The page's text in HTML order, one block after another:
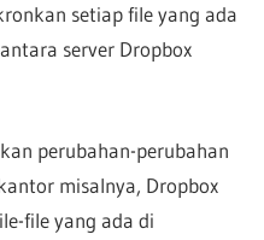
setiap file yang ada
server Dropbox
perubahan-perubahan
misalnya, Dropbox
file yang ada di